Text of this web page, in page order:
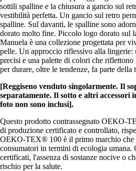
sottili spalline e la chiusura a gancio sul
vestibilità perfetta. Un gancio sul retro
spalline. Sul davanti, le spalline sono
dorato molto fine. Piccolo logo dorato sul
Manuela è una collezione progettata per
pelle. Un approccio riflessivo alla lingerie:
precisi e una palette di colori che riflettono
per durare, oltre le tendenze, fa parte della
[Reggiseno venduto singolarmente. Il
separatamente. Il sotto e altri accessori
foto non sono inclusi].
Questo prodotto contrassegnato OEKO-
di produzione certificato e controllato,
OEKO-TEX® 100 è il primo marchio che
consumatori in termini di ecologia umana.
certificati, l'assenza di sostanze nocive o
rischio per la salute.